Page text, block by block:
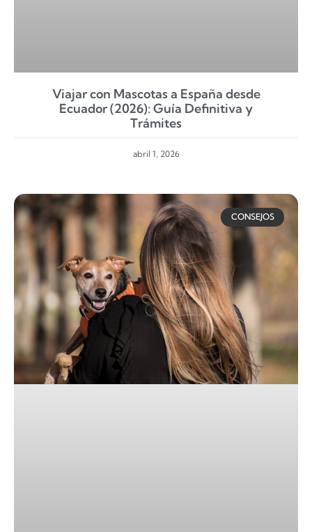
Viajar con Mascotas a España desde
Ecuador (2026): Guía Definitiva y
Trámites
abril 1, 2026
CONSEJOS